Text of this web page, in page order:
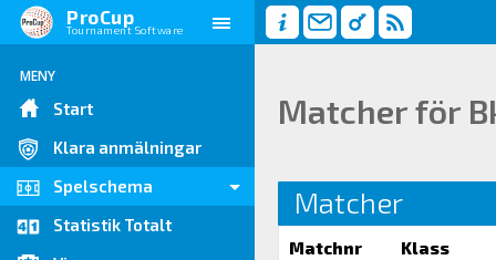
ProCup
Tournament Software
MENY
Start
Klara anmälningar
Spelschema
Statistik Totalt
Matcher för
Matcher
Matchnr Klass